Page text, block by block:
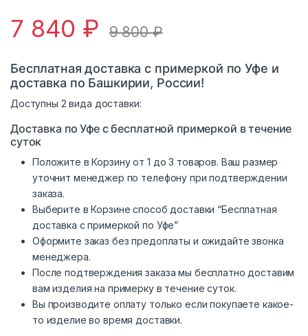
7 840 ₽ 9 800₽
Бесплатная доставка с примеркой по Уфе и
доставка по Башкирии, России!
Доступны 2 вида доставки:
Доставка по Уфе с бесплатной примеркой в течение
суток
Положите в Корзину от 1 до 3 товаров. Ваш размер
уточнит менеджер по телефону при подтверждении
заказа.
Выберите в Корзине способ доставки “Бесплатная
доставка с примеркой по Уфе”
Оформите заказ без предоплаты и ожидайте звонка
менеджера.
После подтверждения заказа мы бесплатно доставим
вам изделия на примерку в течение суток.
Вы производите оплату только если покупаете какое-
то изделие во время доставки.